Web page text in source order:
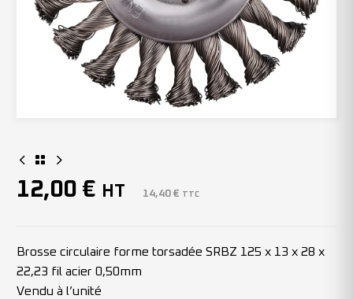
12,00 € HT 14,40 € TTC
Brosse circulaire forme torsadée SRBZ 125 x 13 x 28 x
22,23 fil acier 0,50mm
Vendu à l’unité